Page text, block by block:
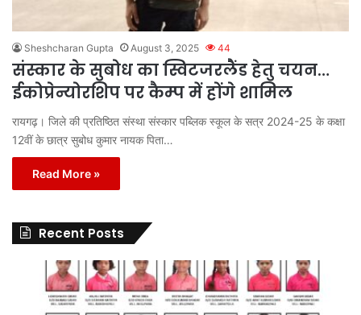
Sheshcharan Gupta August 3, 2025 44
संस्कार के सुबोध का स्विटजरलैंड हेतु चयन…
ईकोप्रेन्योरशिप पर कैम्प में होंगे शामिल
रायगढ़। जिले की प्रतिष्ठित संस्था संस्कार पब्लिक स्कूल के सत्र 2024-25 के कक्षा
12वीं के छात्र सुबोध कुमार नायक पिता…
Read More »
Recent Posts